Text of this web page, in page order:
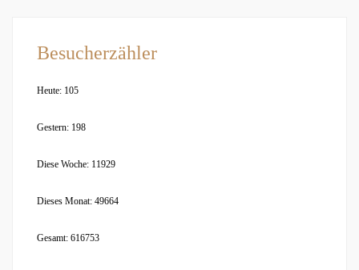
Besucherzähler
Heute: 105
Gestern: 198
Diese Woche: 11929
Dieses Monat: 49664
Gesamt: 616753